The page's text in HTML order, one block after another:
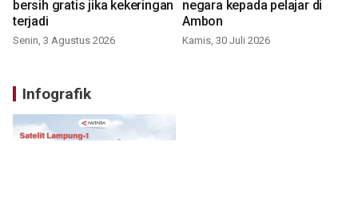
bersih gratis jika kekeringan
terjadi
Senin, 3 Agustus 2026
negara kepada pelajar di
Ambon
Kamis, 30 Juli 2026
Infografik